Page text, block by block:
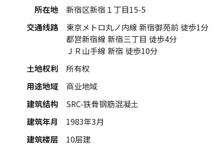
所在地
新宿区新宿１丁目15-5
交通线路
東京メトロ丸ノ内線 新宿御苑前 徒歩1分
都営新宿線 新宿三丁目 徒歩4分
ＪＲ山手線 新宿 徒歩10分
土地权利
所有权
用途地域
商业地域
建筑结构
SRC-铁骨钢筋混凝土
建筑年月
1983年3月
建筑楼层
10层建